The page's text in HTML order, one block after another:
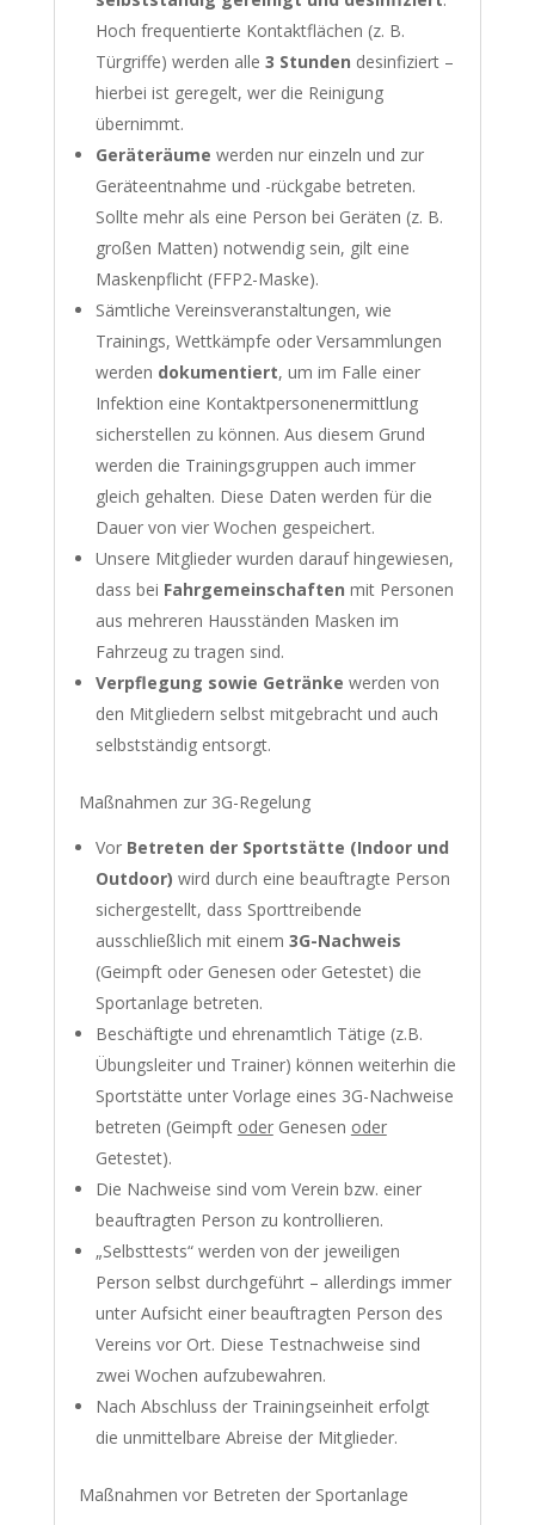
Hoch frequentierte Kontaktflächen (z. B.
Türgriffe) werden alle 3 Stunden desinfiziert –
hierbei ist geregelt, wer die Reinigung
übernimmt.
Geräteräume werden nur einzeln und zur
Geräteentnahme und -rückgabe betreten.
Sollte mehr als eine Person bei Geräten (z. B.
großen Matten) notwendig sein, gilt eine
Maskenpflicht (FFP2-Maske).
Sämtliche Vereinsveranstaltungen, wie
Trainings, Wettkämpfe oder Versammlungen
werden dokumentiert, um im Falle einer
Infektion eine Kontaktpersonenermittlung
sicherstellen zu können. Aus diesem Grund
werden die Trainingsgruppen auch immer
gleich gehalten. Diese Daten werden für die
Dauer von vier Wochen gespeichert.
Unsere Mitglieder wurden darauf hingewiesen,
dass bei Fahrgemeinschaften mit Personen
aus mehreren Hausständen Masken im
Fahrzeug zu tragen sind.
Verpflegung sowie Getränke werden von
den Mitgliedern selbst mitgebracht und auch
selbstständig entsorgt.
Maßnahmen zur 3G-Regelung
Vor Betreten der Sportstätte (Indoor und
Outdoor) wird durch eine beauftragte Person
sichergestellt, dass Sporttreibende
ausschließlich mit einem 3G-Nachweis
(Geimpft oder Genesen oder Getestet) die
Sportanlage betreten.
Beschäftigte und ehrenamtlich Tätige (z.B.
Übungsleiter und Trainer) können weiterhin die
Sportstätte unter Vorlage eines 3G-Nachweise
betreten (Geimpft oderGenesen oder
Getestet).
Die Nachweise sind vom Verein bzw. einer
beauftragten Person zu kontrollieren.
„Selbsttests“ werden von der jeweiligen
Person selbst durchgeführt – allerdings immer
unter Aufsicht einer beauftragten Person des
Vereins vor Ort. Diese Testnachweise sind
zwei Wochen aufzubewahren.
Nach Abschluss der Trainingseinheit erfolgt
die unmittelbare Abreise der Mitglieder.
Maßnahmen vor Betreten der Sportanlage